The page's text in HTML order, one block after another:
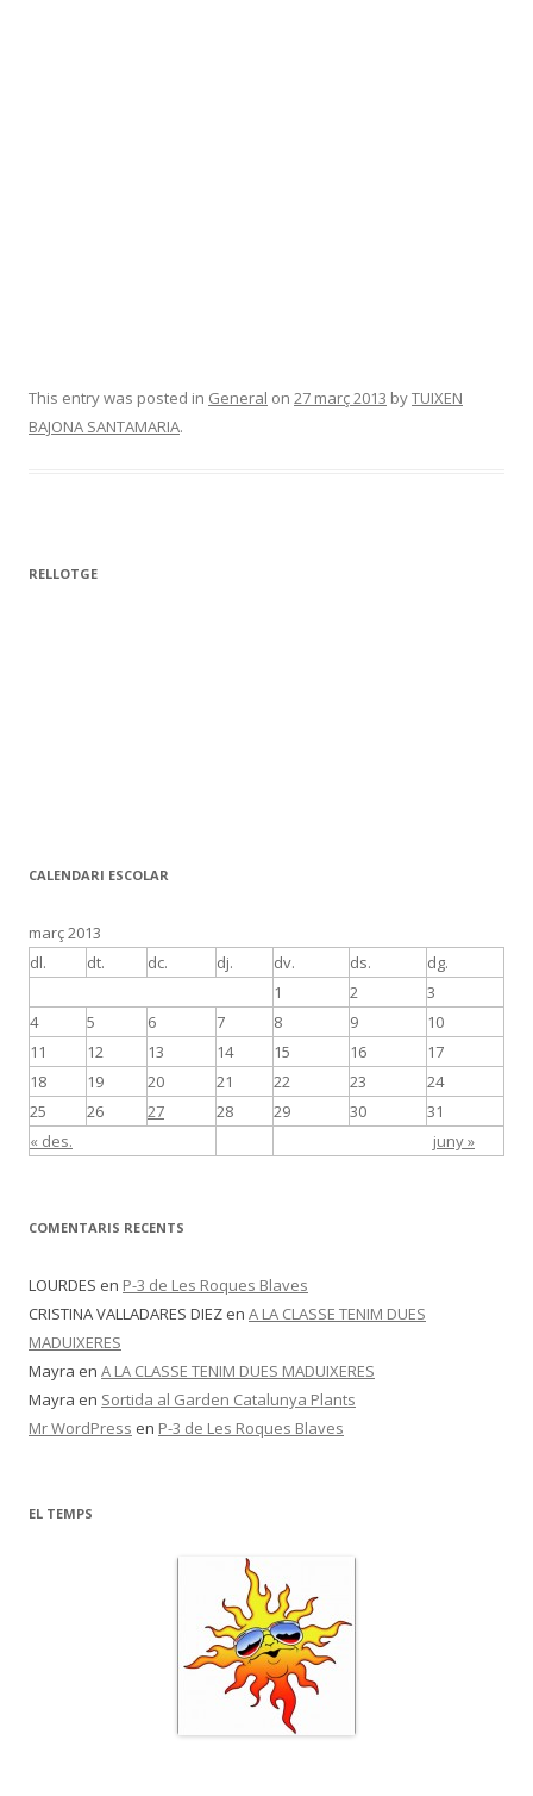
This entry was posted in General on 27 març 2013 byTUIXEN
BAJONA SANTAMARIA.
RELLOTGE
CALENDARI ESCOLAR
març 2013
dl.
dt. dc. dj. dv. ds. dg.
« des. juny »
1 2
3
4
5 6 7 8 9
10
11
12 13 14 15 16
17
18
19 20 21 22 23
24
25
26 27 28 29 30 31
COMENTARIS RECENTS
LOURDES en P-3 de Les Roques Blaves
CRISTINA VALLADARES DIEZ en A LA CLASSE TENIM DUES
MADUIXERES
Mayra en A LA CLASSE TENIM DUES MADUIXERES
Mayra en Sortida al Garden Catalunya Plants
Mr WordPress en P-3 de Les Roques Blaves
EL TEMPS